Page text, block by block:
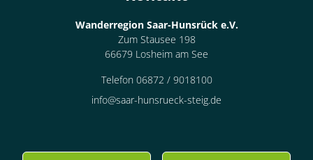
Wanderregion Saar-Hunsrück e.V.
Zum Stausee 198
66679 Losheim am See
Telefon 06872 / 9018100
info@saar-hunsrueck-steig.de